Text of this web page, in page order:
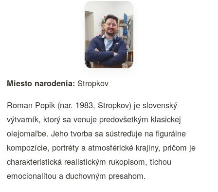
Miesto narodenia: Stropkov
Roman Popik (nar. 1983, Stropkov) je slovenský
výtvarník, ktorý sa venuje predovšetkým klasickej
olejomaľbe. Jeho tvorba sa sústreďuje na figurálne
kompozície, portréty a atmosférické krajiny, pričom je
charakteristická realistickým rukopisom, tichou
emocionalitou a duchovným presahom.